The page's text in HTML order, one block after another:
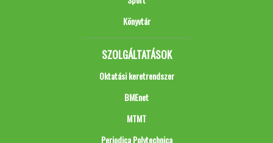
Könyvtár
SZOLGÁLTATÁSOK
Oktatási keretrendszer
BMEnet
MTMT
Periodica Polytechnica